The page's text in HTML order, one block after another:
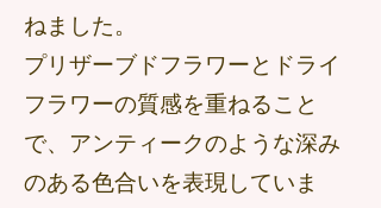
ねました。
プリザーブドフラワーとドライ
フラワーの質感を重ねること
で、アンティークのような深み
のある色合いを表現していま